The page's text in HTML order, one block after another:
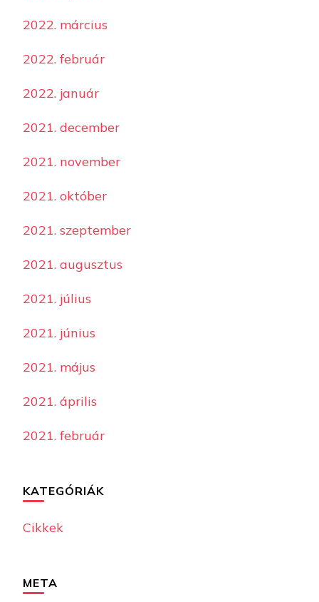
2022. március
2022. február
2022. január
2021. december
2021. november
2021. október
2021. szeptember
2021. augusztus
2021. július
2021. június
2021. május
2021. április
2021. február
KATEGÓRIÁK
Cikkek
META